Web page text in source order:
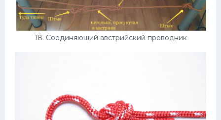
18. Соединяющий австрийский проводник